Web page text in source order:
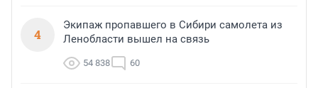
4
Экипаж пропавшего в Сибири самолета из
Ленобласти вышел на связь
54 838 60